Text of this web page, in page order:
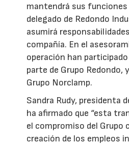
mantendrá sus
delegado de Redondo
asumirá
compañía. En el
operación han
parte de Grupo Redondo,
Grupo Norclamp.
Sandra Rudy, presidenta
ha afirmado que “esta
el compromiso del Grupo
creación de los empleos